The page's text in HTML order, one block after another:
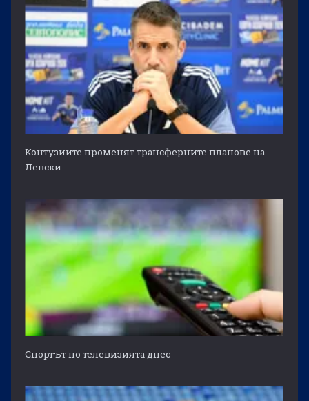
Контузиите променят трансферните планове на
Левски
Спортът по телевизията днес